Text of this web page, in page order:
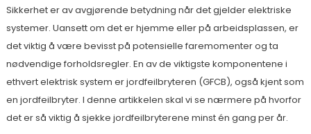
Sikkerhet er av avgjørende betydning når det gjelder elektriske
systemer. Uansett om det er hjemme eller på arbeidsplassen, er
det viktig å være bevisst på potensielle faremomenter og ta
nødvendige forholdsregler. En av de viktigste komponentene i
ethvert elektrisk system er jordfeilbryteren (GFCB), også kjent som
en jordfeilbryter. I denne artikkelen skal vi se nærmere på hvorfor
det er så viktig å sjekke jordfeilbryterene minst én gang per år.